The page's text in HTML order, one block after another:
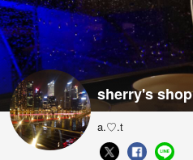
sherry's shop
a.♡.t